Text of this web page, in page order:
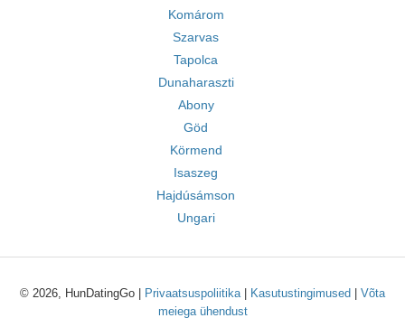
Komárom
Szarvas
Tapolca
Dunaharaszti
Abony
Göd
Körmend
Isaszeg
Hajdúsámson
Ungari
© 2026, HunDatingGo | Privaatsuspoliitika| Kasutustingimused
Võta
meiega ühendust